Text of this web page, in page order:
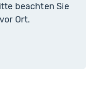
beachten Sie
Ort.